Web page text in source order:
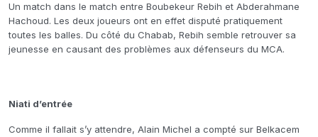
Un match dans le match entre Boubekeur Rebih et Abderahmane
Hachoud. Les deux joueurs ont en effet disputé pratiquement
toutes les balles. Du côté du Chabab, Rebih semble retrouver sa
jeunesse en causant des problèmes aux défenseurs du MCA.
Niati d’entrée
Comme il fallait s’y attendre, Alain Michel a compté sur Belkacem